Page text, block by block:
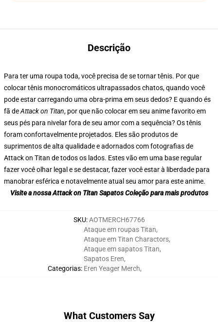
Descrição
Para ter uma roupa toda, você precisa de se tornar tênis. Por que
colocar tênis monocromáticos ultrapassados chatos, quando você
pode estar carregando uma obra-prima em seus dedos? E quando és
fã deAttack on Titan, por que não colocar em seu anime favorito em
seus pés para nivelar fora de seu amor com a sequência? Os tênis
foram confortavelmente projetados. Eles são produtos de
suprimentos de alta qualidade e adornados com fotografias de
Attack on Titan de todos os lados. Estes vão em uma base regular
fazer você olhar legal e se destacar, fazer você estar à liberdade para
manobrar esférica e notavelmente atual seu amor para este anime.
Visite a nossa Attack on Titan Sapatos Coleção para mais produtos
SKU:AOTMERCH67766
Categorias:
Ataque em roupas Titan,
Ataque em Titan Charactors,
Ataque em sapatos Titan,
Sapatos Eren,
Eren Yeager Merch,
What Customers Say